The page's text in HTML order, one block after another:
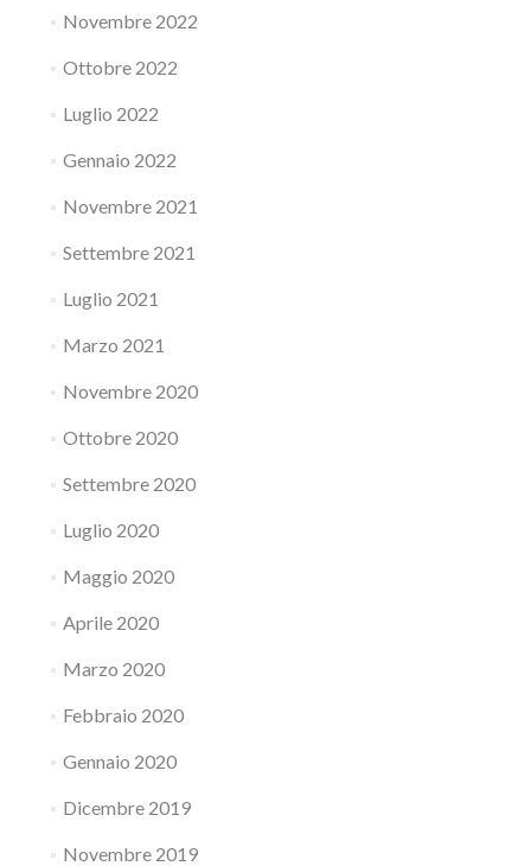
Novembre 2022
Ottobre 2022
Luglio 2022
Gennaio 2022
Novembre 2021
Settembre 2021
Luglio 2021
Marzo 2021
Novembre 2020
Ottobre 2020
Settembre 2020
Luglio 2020
Maggio 2020
Aprile 2020
Marzo 2020
Febbraio 2020
Gennaio 2020
Dicembre 2019
Novembre 2019